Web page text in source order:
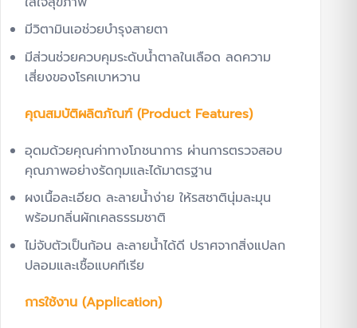
มีวิตามินเอช่วยบำรุงสายตา
มีส่วนช่วยควบคุมระดับน้ำตาลในเลือด ลดความ
เสี่ยงของโรคเบาหวาน
คุณสมบัติผลิตภัณฑ์ (Product Features)
อุดมด้วยคุณค่าทางโภชนาการ ผ่านการตรวจสอบ
คุณภาพอย่างรัดกุมและได้มาตรฐาน
ผงเนื้อละเอียด ละลายน้ำง่าย ให้รสชาตินุ่มละมุน
พร้อมกลิ่นผักเคลธรรมชาติ
ไม่จับตัวเป็นก้อน ละลายน้ำได้ดี ปราศจากสิ่งแปลก
ปลอมและเชื้อแบคทีเรีย
การใช้งาน (Application)